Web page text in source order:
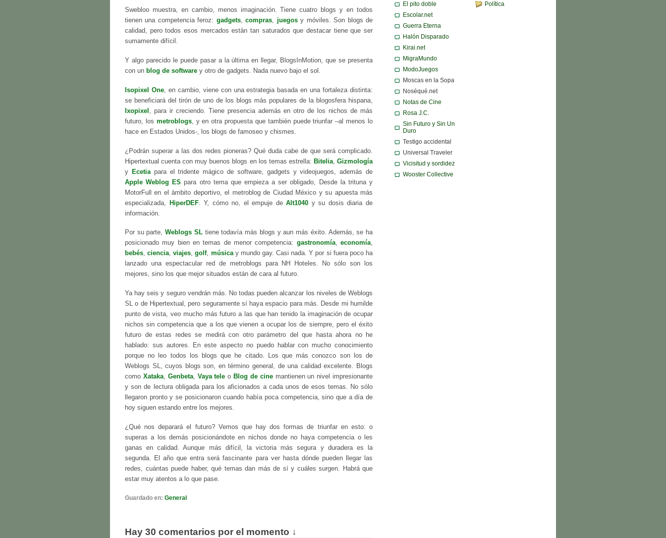
Swebloo muestra, en cambio, menos imaginación. Tiene cuatro blogs y en todos
tienen una competencia feroz: gadgets,compras, juegosy móviles. Son blogs de
calidad, pero todos esos mercados están tan saturados que destacar tiene que ser
sumamente difícil.
Y algo parecido le puede pasar a la última en llegar, BlogsInMotion, que se presenta
con un blog de software y otro de gadgets. Nada nuevo bajo el sol.
Isopixel One, en cambio, viene con una estrategia basada en una fortaleza distinta:
se beneficiará del tirón de uno de los blogs más populares de la blogosfera hispana,
Ixopixel , para ir creciendo. Tiene presencia además en otro de los nichos de más
futuro, los metroblogs, y en otra propuesta que también puede triunfar –al menos lo
hace en Estados Unidos-, los blogs de famoseo y chismes.
¿Podrán superar a las dos redes pioneras? Qué duda cabe de que será complicado.
Hipertextual cuenta con muy buenos blogs en los temas estrella: Bitelia,Gizmología
y
Ecetiapara el tridente mágico de software, gadgets y videojuegos, además de
Apple Weblog ES para otro tema que empieza a ser obligado, Desde la trituna y
MotorFull en el ámbito deportivo, el metroblog de Ciudad México y su apuesta más
especializada,
HiperDEF. Y, cómo no, el empuje deAlt1040 y su dosis diaria de
información.
Por su parte,Weblogs SLtiene todavía más blogs y aun más éxito. Además, se ha
posicionado muy bien en temas de menor competencia: gastronomía,economía,
bebés,ciencia,viajes,golf, músicay mundo gay. Casi nada. Y por si fuera poco ha
lanzado una espectacular red de metroblogs para NH Hoteles. No sólo son los
mejores, sino los que mejor situados están de cara al futuro.
Ya hay seis y seguro vendrán más. No todas pueden alcanzar los niveles de Weblogs
SL o de Hipertextual, pero seguramente sí haya espacio para más. Desde mi humilde
punto de vista, veo mucho más futuro a las que han tenido la imaginación de ocupar
nichos sin competencia que a los que vienen a ocupar los de siempre, pero el éxito
futuro de estas redes se medirá con otro parámetro del que hasta ahora no he
hablado: sus autores. En este aspecto no puedo hablar con mucho conocimiento
porque no leo todos los blogs que he citado. Los que más conozco son los de
Weblogs SL, cuyos blogs son, en término general, de una calidad excelente. Blogs
como Xataka, Genbeta, Vaya tele o Blog de cinemantienen un nivel impresionante
y son de lectura obligada para los aficionados a cada unos de esos temas. No sólo
llegaron pronto y se posicionaron cuando había poca competencia, sino que a día de
hoy siguen estando entre los mejores.
¿Qué nos deparará el futuro? Vemos que hay dos formas de triunfar en esto: o
superas a los demás posicionándote en nichos donde no haya competencia o les
ganas en calidad. Aunque más difícil, la victoria más segura y duradera es la
segunda. El año que entra será fascinante para ver hasta dónde pueden llegar las
redes, cuántas puede haber, qué temas dan más de sí y cuáles surgen. Habrá que
estar muy atentos a lo que pase.
Guardado en: General
Hay 30 comentarios por el momento ↓
El pito doble
Escolar.net
Guerra Eterna
Halón Disparado
Kirai.net
MigraMundo
ModoJuegos
Moscas en la Sopa
Noséqué.net
Notas de Cine
Rosa J.C.
Sin Futuro y Sin Un
Duro
Testigo accidental
Universal Traveler
Vicisitud y sordidez
Wooster Collective
Política